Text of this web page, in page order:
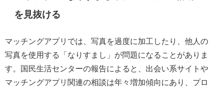
を見抜ける
マッチングアプリでは、写真を過度に加工したり、他人の
写真を使用する「なりすまし」が問題になることがありま
す。国民生活センターの報告によると、出会い系サイトや
マッチングアプリ関連の相談は年々増加傾向にあり、プロ